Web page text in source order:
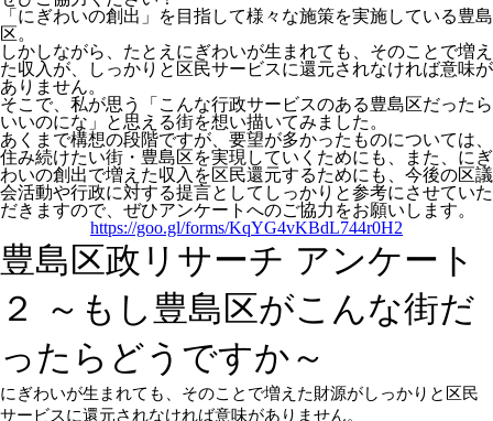
「にぎわいの創出」を目指して様々な施策を実施している豊島
区。
しかしながら、たとえにぎわいが生まれても、そのことで増え
た収入が、しっかりと区民サービスに還元されなければ意味が
ありません。
そこで、私が思う「こんな行政サービスのある豊島区だったら
いいのにな」と思える街を想い描いてみました。
あくまで構想の段階ですが、要望が多かったものについては、
住み続けたい街・豊島区を実現していくためにも、また、にぎ
わいの創出で増えた収入を区民還元するためにも、今後の区議
会活動や行政に対する提言としてしっかりと参考にさせていた
だきますので、ぜひアンケートへのご協力をお願いします。
https://goo.gl/forms/KqYG4vKBdL744r0H2